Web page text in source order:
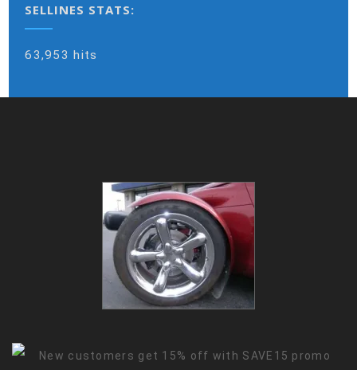
SELLINES STATS:
63,953 hits